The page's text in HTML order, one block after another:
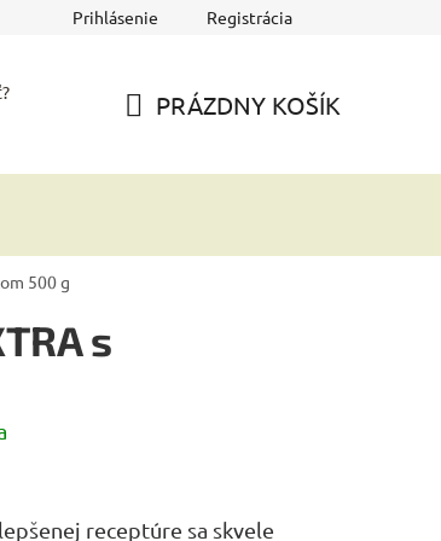
Prihlásenie Registrácia
PRÁZDNY KOŠÍK
500 g
s
receptúre sa skvele